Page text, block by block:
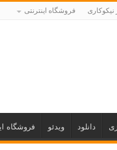
فروشگاه اینترنتی
دانلود ویدئو فروشگاه